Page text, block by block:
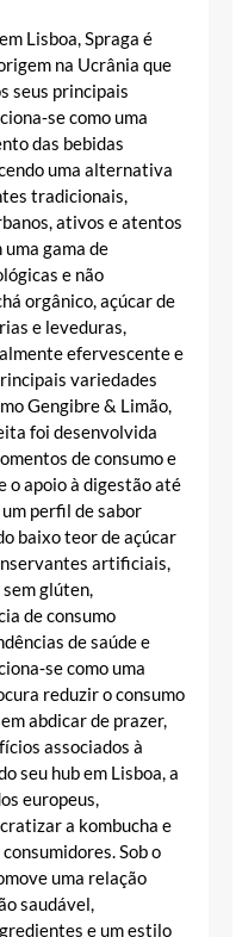
Lisboa, Spraga é
na Ucrânia que
seus principais
como uma
das bebidas
uma alternativa
tradicionais,
ativos e atentos
uma gama de
e não
orgânico, açúcar de
e leveduras,
efervescente e
variedades
Gengibre & Limão,
foi desenvolvida
de consumo e
o apoio à digestão até
perfil de sabor
baixo teor de açúcar
artificiais,
glúten,
de consumo
de saúde e
como uma
reduzir o consumo
abdicar de prazer,
associados à
seu hub em Lisboa, a
europeus,
a kombucha e
Sob o
uma relação
saudável,
e um estilo